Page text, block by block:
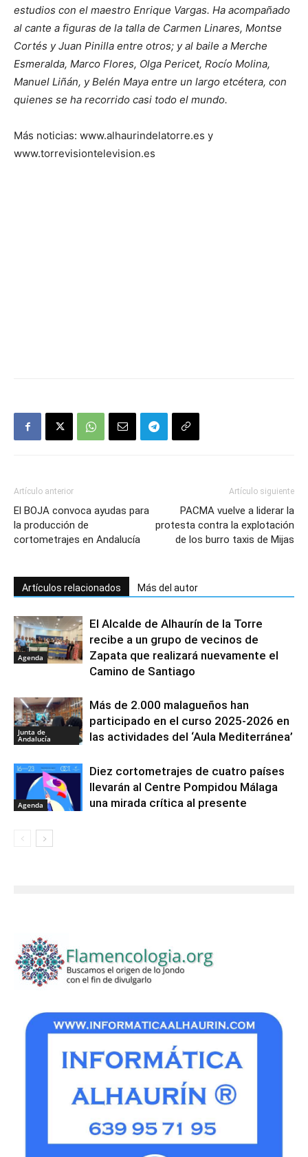
estudios con el maestro Enrique Vargas. Ha acompañado
al cante a figuras de la talla de Carmen Linares, Montse
Cortés y Juan Pinilla entre otros; y al baile a Merche
Esmeralda, Marco Flores, Olga Pericet, Rocío Molina,
Manuel Liñán, y Belén Maya entre un largo etcétera, con
quienes se ha recorrido casi todo el mundo.
Más noticias: www.alhaurindelatorre.es y
www.torrevisiontelevision.es
Artículo anterior
El BOJA convoca ayudas para
la producción de
cortometrajes en Andalucía
Artículo siguiente
PACMA vuelve a liderar la
protesta contra la explotación
de los burro taxis de Mijas
Artículos relacionados Más del autor
Agenda
El Alcalde de Alhaurín de la Torre
recibe a un grupo de vecinos de
Zapata que realizará nuevamente el
Camino de Santiago
Junta de
Andalucía
Más de 2.000 malagueños han
participado en el curso 2025-2026 en
las actividades del ‘Aula Mediterránea’
Agenda
Diez cortometrajes de cuatro países
llevarán al Centre Pompidou Málaga
una mirada crítica al presente